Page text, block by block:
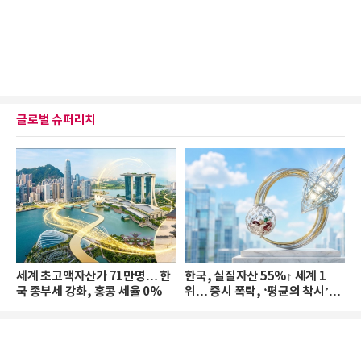
글로벌 슈퍼리치
세계 초고액자산가 71만명… 한
국 종부세 강화, 홍콩 세율 0%
한국, 실질자산 55%↑ 세계 1
위… 증시 폭락, ‘평균의 착시’와